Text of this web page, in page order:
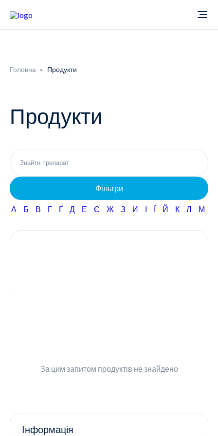
Новини
Неврологія
Всі продукти
Фармаконагляд
Кар'єра
Головна Продукти
Продукти
Фільтри
А Б В Г Ґ Д Е Є Ж З И І Ї Й К Л М
За цим запитом продуктів не знайдено
Інформація